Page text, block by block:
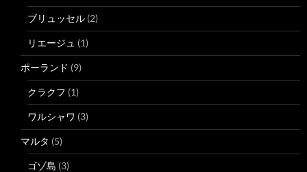
ブリュッセル (2)
リエージュ (1)
ポーランド (9)
クラクフ (1)
ワルシャワ (3)
マルタ (5)
ゴゾ島 (3)